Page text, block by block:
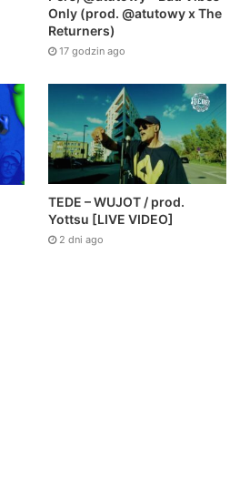
Only (prod. @atutowy x The
Returners)
17 godzin ago
TEDE – WUJOT / prod.
Yottsu [LIVE VIDEO]
2 dni ago